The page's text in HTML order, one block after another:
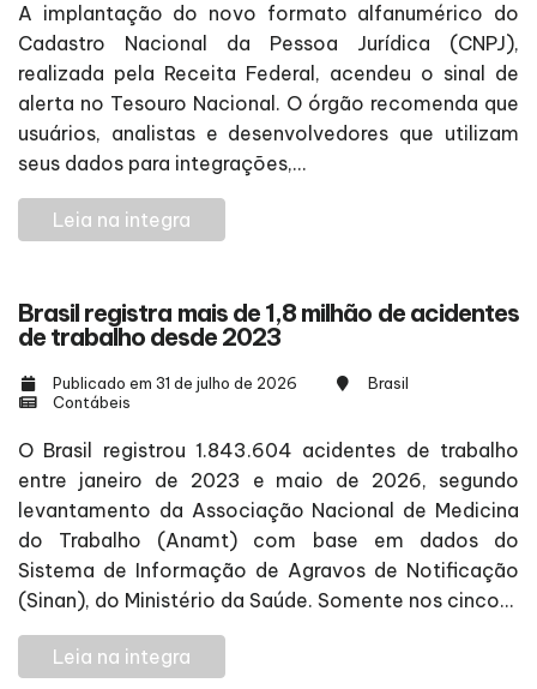
A implantação do novo formato alfanumérico do
Cadastro Nacional da Pessoa Jurídica (CNPJ),
realizada pela Receita Federal, acendeu o sinal de
alerta no Tesouro Nacional. O órgão recomenda que
usuários, analistas e desenvolvedores que utilizam
seus dados para integrações,...
Leia na integra
Brasil registra mais de 1,8 milhão de acidentes
de trabalho desde 2023
Publicado em 31 de julho de 2026
Brasil
Contábeis
O Brasil registrou 1.843.604 acidentes de trabalho
entre janeiro de 2023 e maio de 2026, segundo
levantamento da Associação Nacional de Medicina
do Trabalho (Anamt) com base em dados do
Sistema de Informação de Agravos de Notificação
(Sinan), do Ministério da Saúde. Somente nos cinco...
Leia na integra